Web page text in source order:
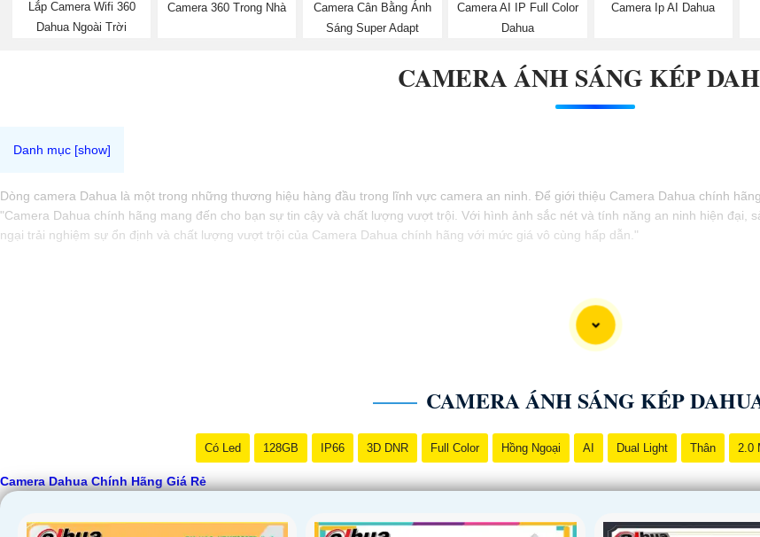
Lắp Camera Wifi 360
Dahua Ngoài Trời
Camera 360 Trong Nhà
Camera Cân Bằng Ánh
Sáng Super Adapt
Camera AI IP Full Color
Dahua
Camera Ip AI Dahua
CAMERA ÁNH SÁNG KÉP
Dòng camera Dahua là một trong những thương hiệu hàng đầu trong lĩnh vực camera an ninh. Để giới thiệu Camera Dahua chính
"Camera Dahua chính hãng mang đến cho bạn sự tin cậy và chất lượng vượt trội. Với hình ảnh sắc nét và tính năng an ninh hiện
ngại trải nghiệm sự ổn định và chất lượng vượt trội của Camera Dahua chính hãng với mức giá vô cùng hấp dẫn."
CAMERA ÁNH SÁNG KÉP
Có Led 128GB IP66 3D DNR Full Color Hồng Ngoại AI Dual Light Thân 2.0
Camera Dahua Chính Hãng Giá Rẻ